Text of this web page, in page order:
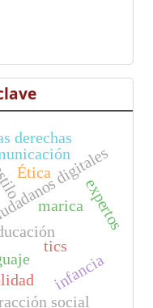
tics
digitales
derechas
marica
social
infancia
expertos
Ética